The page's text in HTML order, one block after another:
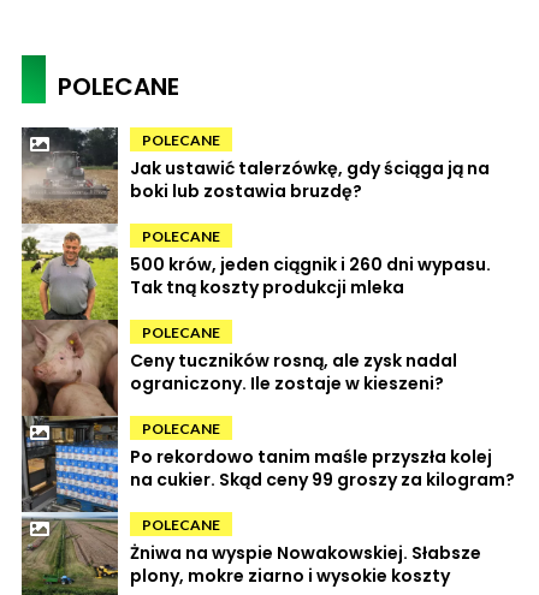
POLECANE
POLECANE
Jak ustawić talerzówkę, gdy ściąga ją na
boki lub zostawia bruzdę?
POLECANE
500 krów, jeden ciągnik i 260 dni wypasu.
Tak tną koszty produkcji mleka
POLECANE
Ceny tuczników rosną, ale zysk nadal
ograniczony. Ile zostaje w kieszeni?
POLECANE
Po rekordowo tanim maśle przyszła kolej
na cukier. Skąd ceny 99 groszy za kilogram?
POLECANE
Żniwa na wyspie Nowakowskiej. Słabsze
plony, mokre ziarno i wysokie koszty